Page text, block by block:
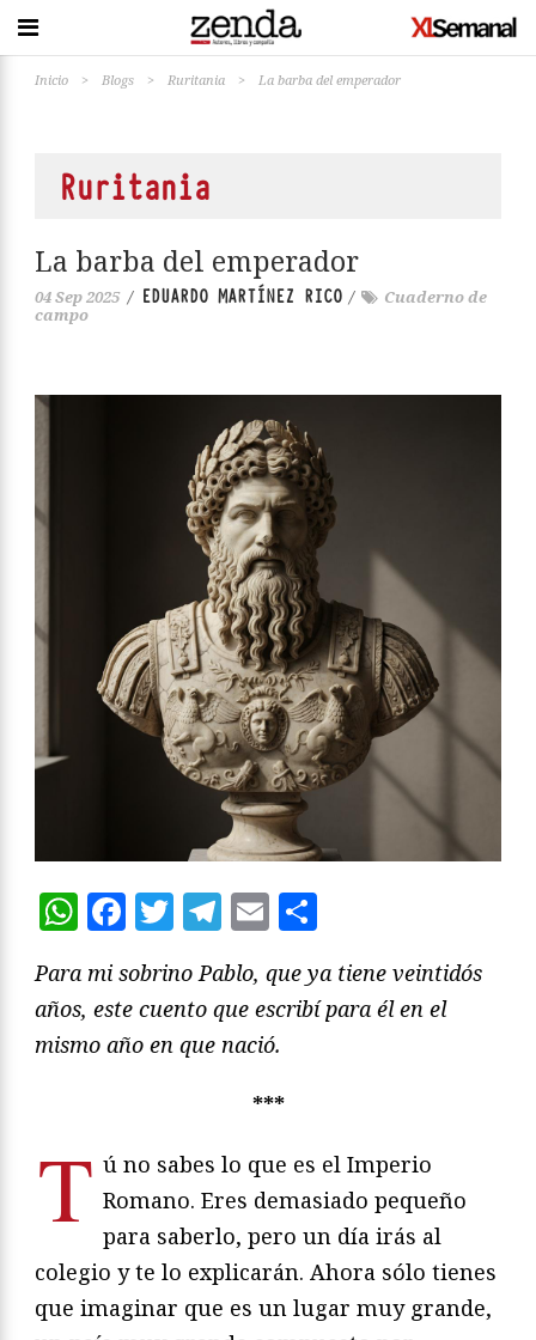
Inicio > Blogs > Ruritania > La barba del emperador
Ruritania
La barba del emperador
04 Sep 2025 / EDUARDO MARTÍNEZ RICO /
Cuaderno de
campo
WhatsApp
Facebook
Twitter
Telegram
Email
Para mi sobrino Pablo, que ya tiene veintidós
años, este cuento que escribí para él en el
mismo año en que nació.
***
T ú no sabes lo que es el Imperio
Romano. Eres demasiado pequeño
para saberlo, pero un día irás al
colegio y te lo explicarán. Ahora sólo tienes
que imaginar que es un lugar muy grande,